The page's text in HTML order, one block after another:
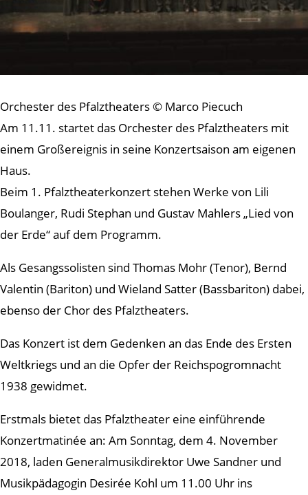
Orchester des Pfalztheaters © Marco Piecuch
Am 11.11. startet das Orchester des Pfalztheaters mit
einem Großereignis in seine Konzertsaison am eigenen
Haus.
Beim 1. Pfalztheaterkonzert stehen Werke von Lili
Boulanger, Rudi Stephan und Gustav Mahlers „Lied von
der Erde“ auf dem Programm.
Als Gesangssolisten sind Thomas Mohr (Tenor), Bernd
Valentin (Bariton) und Wieland Satter (Bassbariton) dabei,
ebenso der Chor des Pfalztheaters.
Das Konzert ist dem Gedenken an das Ende des Ersten
Weltkriegs und an die Opfer der Reichspogromnacht
1938 gewidmet.
Erstmals bietet das Pfalztheater eine einführende
Konzertmatinée an: Am Sonntag, dem 4. November
2018, laden Generalmusikdirektor Uwe Sandner und
Musikpädagogin Desirée Kohl um 11.00 Uhr ins